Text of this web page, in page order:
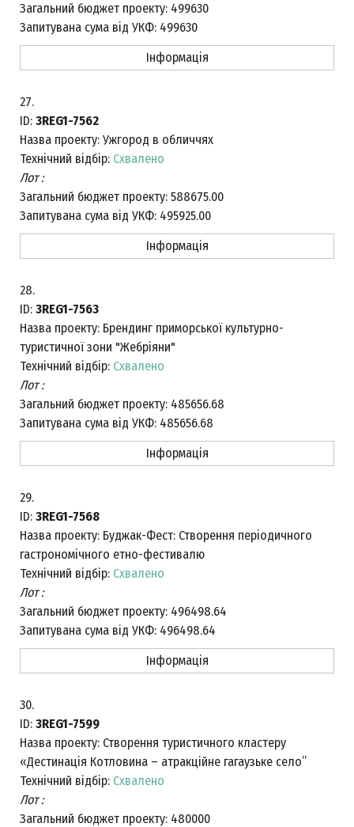
Загальний бюджет проекту: 499630
Запитувана сума від УКФ: 499630
Інформація
27.
ID: 3REG1-7562
Назва проекту: Ужгород в обличчях
Технічний відбір: Схвалено
Лот :
Загальний бюджет проекту: 588675.00
Запитувана сума від УКФ: 495925.00
Інформація
28.
ID: 3REG1-7563
Назва проекту: Брендинг приморської культурно-
туристичної зони "Жебріяни"
Технічний відбір: Схвалено
Лот :
Загальний бюджет проекту: 485656.68
Запитувана сума від УКФ: 485656.68
Інформація
29.
ID: 3REG1-7568
Назва проекту: Буджак-Фест: Створення періодичного
гастрономічного етно-фестивалю
Технічний відбір: Схвалено
Лот :
Загальний бюджет проекту: 496498.64
Запитувана сума від УКФ: 496498.64
Інформація
30.
ID: 3REG1-7599
Назва проекту: Створення туристичного кластеру
«Дестинація Котловина – атракційне гагаузьке село”
Технічний відбір: Схвалено
Лот :
Загальний бюджет проекту: 480000